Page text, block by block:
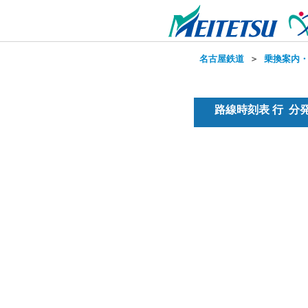
名古屋鉄道 ＞ 乗換案内
路線時刻表 行 分